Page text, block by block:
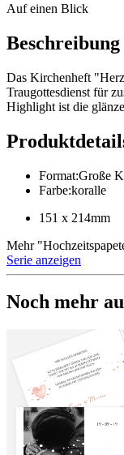
Auf einen Blick
Beschreibung
Das Kirchenheft
Traugottesdienst für
Highlight ist die
Format:Große
Farbe:koralle
151 x 214mm
Mehr"
Serie anzeigen
Noch mehr